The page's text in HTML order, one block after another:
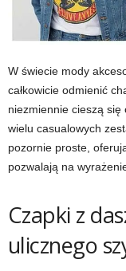
W świecie mody
całkowicie odmienić
niezmiennie cieszą
wielu casualowych
pozornie proste,
pozwalają na
Czapki z
ulicznego